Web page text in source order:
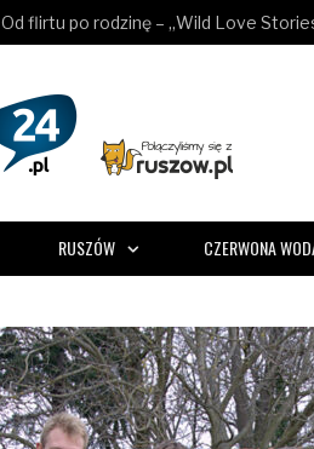
Od flirtu po rodzinę – „Wild Love
RUSZÓW CZERWONA